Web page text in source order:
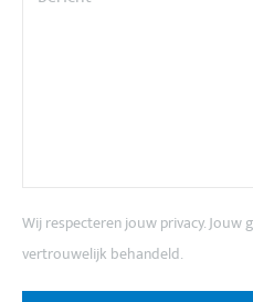
Wij respecteren jouw privacy. Jouw
vertrouwelijk behandeld.